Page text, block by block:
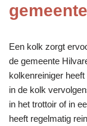
Een kolk zorgt
de gemeente
kolkenreiniger
in de kolk
in het trottoir of in
heeft regelmatig